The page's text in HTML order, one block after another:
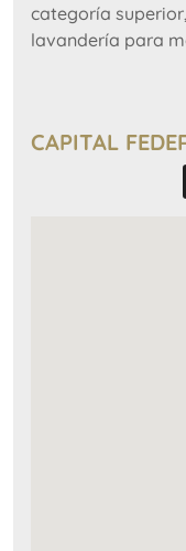
categoría
lavandería para
AVISO LEGAL:
CAPITAL